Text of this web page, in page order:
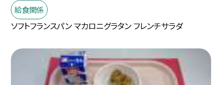
給食関係
ソフトフランスパン マカロニグラタン フレンチサラダ